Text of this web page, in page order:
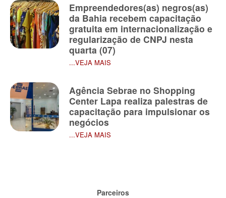
Empreendedores(as) negros(as)
da Bahia recebem capacitação
gratuita em internacionalização e
regularização de CNPJ nesta
quarta (07)
...VEJA MAIS
Agência Sebrae no Shopping
Center Lapa realiza palestras de
capacitação para impulsionar os
negócios
...VEJA MAIS
Parceiros